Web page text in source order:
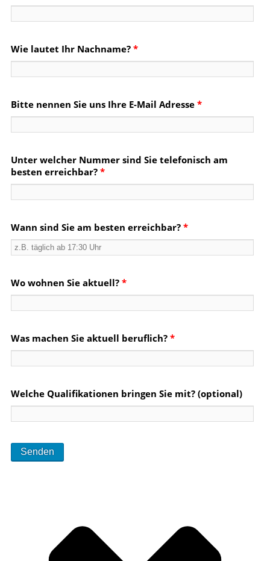
Wie lautet Ihr Nachname? *
Bitte nennen Sie uns Ihre E-Mail Adresse *
Unter welcher Nummer sind Sie telefonisch am
besten erreichbar? *
Wann sind Sie am besten erreichbar? *
Wo wohnen Sie aktuell? *
Was machen Sie aktuell beruflich? *
Welche Qualifikationen bringen Sie mit? (optional)